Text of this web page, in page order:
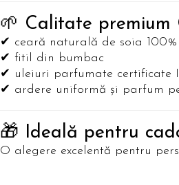
🌱 Calitate premium
✔ ceară naturală de soia 100%
✔ fitil din bumbac
✔ uleiuri parfumate certificate
✔ ardere uniformă și parfum
🎁 Ideală pentru
O alegere excelentă pentru